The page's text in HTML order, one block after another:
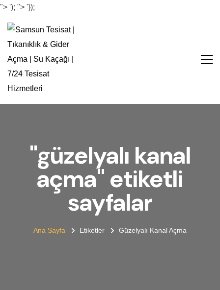
"> '); "> '});
"güzelyalı kanal
açma" etiketli
sayfalar
Ana Sayfa Etiketler Güzelyalı Kanal Açma